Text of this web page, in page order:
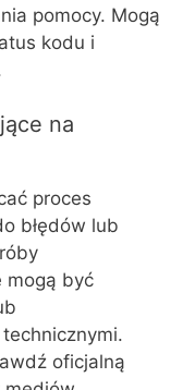
pomocy. Mogą
kodu i
na
proces
błędów lub
mogą być
oficjalną